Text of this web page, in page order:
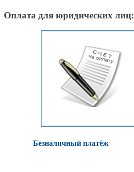
Оплата для юридических лиц:
Безналичный платёж